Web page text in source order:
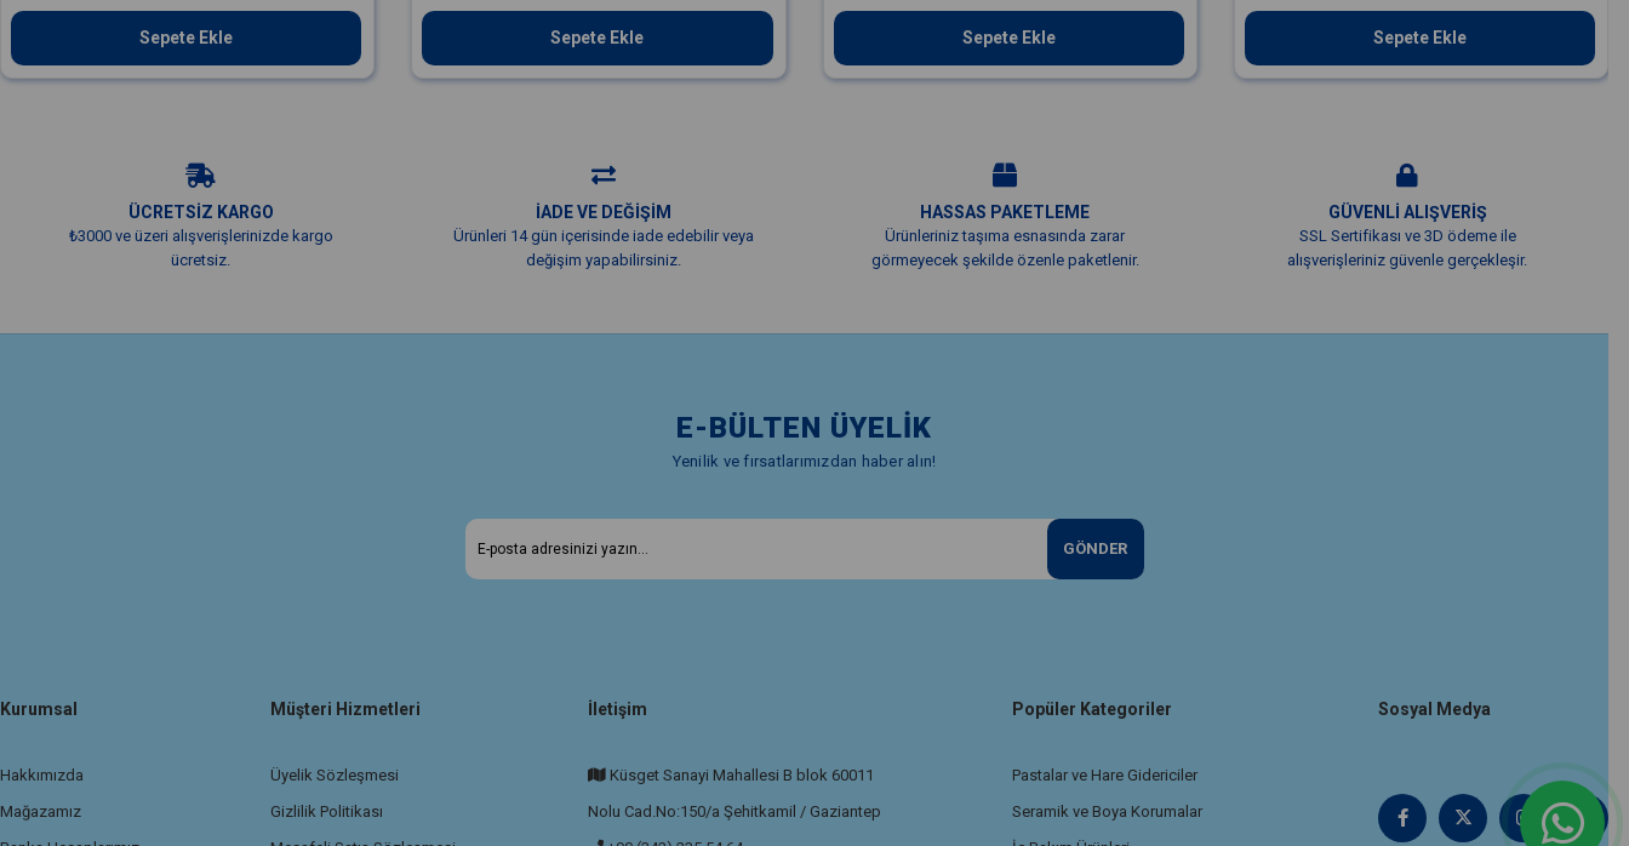
Sepete Ekle Sepete Ekle Sepete Ekle Sepete Ekle
ÜCRETSİZ KARGO
₺3000 ve üzeri alışverişlerinizde kargo
ücretsiz.
İADE VE DEĞİŞİM
Ürünleri 14 gün içerisinde iade edebilir veya
değişim yapabilirsiniz.
HASSAS PAKETLEME
Ürünleriniz taşıma esnasında zarar
görmeyecek şekilde özenle paketlenir.
GÜVENLİ ALIŞVERİŞ
SSL Sertifikası ve 3D ödeme ile
alışverişleriniz güvenle gerçekleşir.
E-BÜLTEN ÜYELİK
Yenilik ve fırsatlarımızdan haber alın!
GÖNDER
Kurumsal
Hakkımızda
Mağazamız
Müşteri Hizmetleri
Üyelik Sözleşmesi
Gizlilik Politikası
İletişim
Küsget Sanayi Mahallesi B blok 60011
Nolu Cad.No:150/a Şehitkamil / Gaziantep
Popüler Kategoriler
Pastalar ve Hare Gidericiler
Seramik ve Boya Korumalar
Sosyal Medya